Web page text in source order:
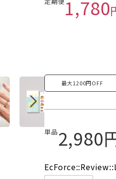
1,780
最大1200円OFF
単品2,980